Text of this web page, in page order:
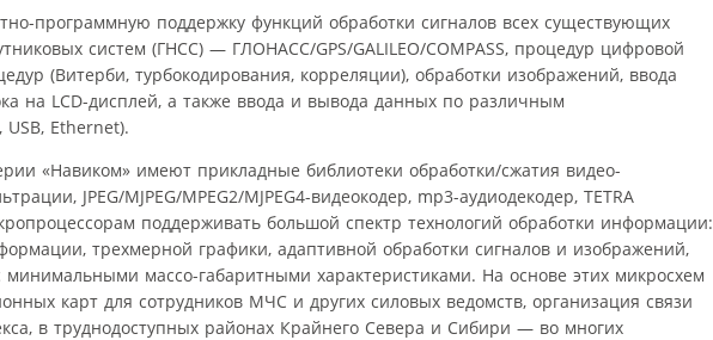
программную поддержку функций обработки сигналов всех существующих
систем (ГНСС) — ГЛОНАСС/GPS/GALILEO/COMPASS, процедур цифровой
(Витерби, турбокодирования, корреляции), обработки изображений, ввода
на LCD-дисплей, а также ввода и вывода данных по различным
USB, Ethernet).
«Навиком» имеют прикладные библиотеки обработки/сжатия видео-
JPEG/MJPEG/MPEG2/MJPEG4-видеокодер, mр3-аудиодекодер, TETRA
поддерживать большой спектр технологий обработки информации:
трехмерной графики, адаптивной обработки сигналов и изображений,
массо-габаритными характеристиками. На основе этих микросхем
карт для сотрудников МЧС и других силовых ведомств, организация связи
в труднодоступных районах Крайнего Севера и Сибири — во многих